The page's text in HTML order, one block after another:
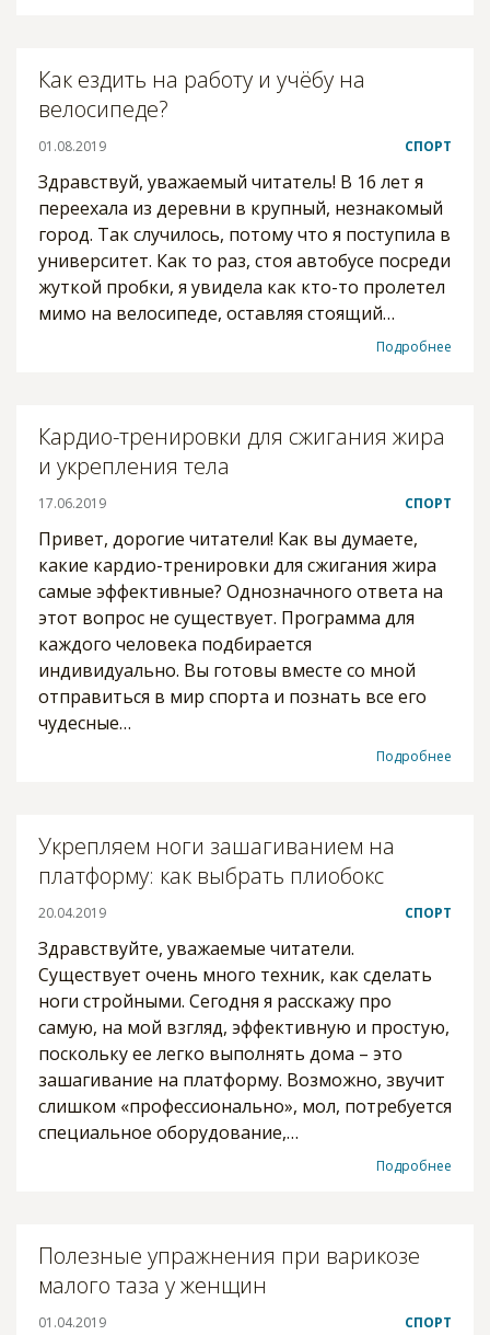
Как ездить на работу и учёбу на
велосипеде?
01.08.2019 СПОРТ
Здравствуй, уважаемый читатель! В 16 лет я
переехала из деревни в крупный, незнакомый
город. Так случилось, потому что я поступила в
университет. Как то раз, стоя автобусе посреди
жуткой пробки, я увидела как кто-то пролетел
мимо на велосипеде, оставляя стоящий…
Подробнее
Кардио-тренировки для сжигания жира
и укрепления тела
17.06.2019 СПОРТ
Привет, дорогие читатели! Как вы думаете,
какие кардио-тренировки для сжигания жира
самые эффективные? Однозначного ответа на
этот вопрос не существует. Программа для
каждого человека подбирается
индивидуально. Вы готовы вместе со мной
отправиться в мир спорта и познать все его
чудесные…
Подробнее
Укрепляем ноги зашагиванием на
платформу: как выбрать плиобокс
20.04.2019 СПОРТ
Здравствуйте, уважаемые читатели.
Существует очень много техник, как сделать
ноги стройными. Сегодня я расскажу про
самую, на мой взгляд, эффективную и простую,
поскольку ее легко выполнять дома – это
зашагивание на платформу. Возможно, звучит
слишком «профессионально», мол, потребуется
специальное оборудование,…
Подробнее
Полезные упражнения при варикозе
малого таза у женщин
01.04.2019 СПОРТ